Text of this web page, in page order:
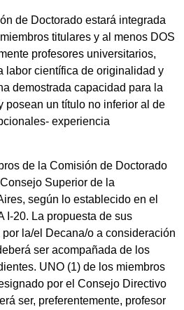
de Doctorado estará integrada
titulares y al menos DOS
profesores universitarios,
labor científica de originalidad y
demostrada capacidad para la
posean un título no inferior al de
experiencia
de la Comisión de Doctorado
Superior de la
según lo establecido en el
I-20. La propuesta de sus
la/el Decana/o a consideración
ser acompañada de los
UNO (1) de los miembros
por el Consejo Directivo
ser, preferentemente, profesor